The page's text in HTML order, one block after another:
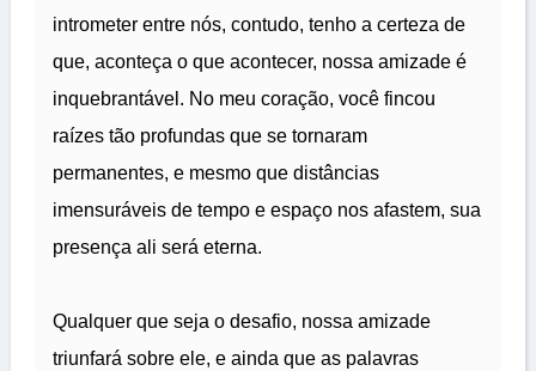
intrometer entre nós, contudo, tenho a certeza de
que, aconteça o que acontecer, nossa amizade é
inquebrantável. No meu coração, você fincou
raízes tão profundas que se tornaram
permanentes, e mesmo que distâncias
imensuráveis de tempo e espaço nos afastem, sua
presença ali será eterna.
Qualquer que seja o desafio, nossa amizade
triunfará sobre ele, e ainda que as palavras